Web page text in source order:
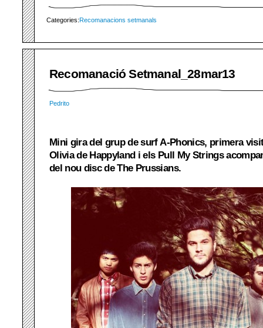
Categories:Recomanacions setmanals
Recomanació Setmanal_28mar13
Pedrito
Mini gira del grup de surf A-Phonics, primera
Olivia de Happyland i els Pull My Strings
del nou disc de The Prussians.